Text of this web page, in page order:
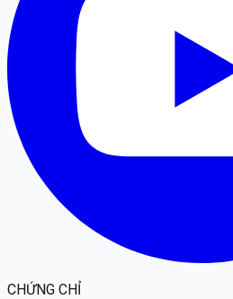
CHỨNG CHỈ